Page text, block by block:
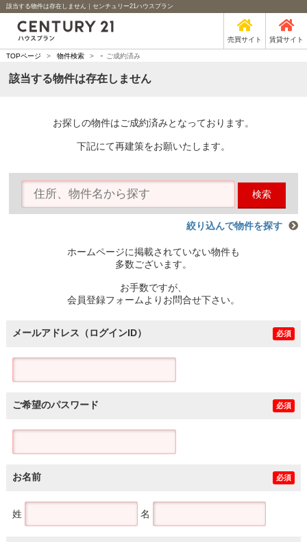
該当する物件は存在しません｜センチュリー21ハウスプラン
売買サイト 賃貸サイト
TOPページ > 物件検索 > - ご成約済み
該当する物件は存在しません
お探しの物件はご成約済みとなっております。
下記にて再建策をお願いたします。
検索
絞り込んで物件を探す
ホームページに掲載されていない物件も
多数ございます。
お手数ですが、
会員登録フォームよりお問合せ下さい。
メールアドレス（ログインID） 必須
ご希望のパスワード 必須
お名前 必須
姓 名